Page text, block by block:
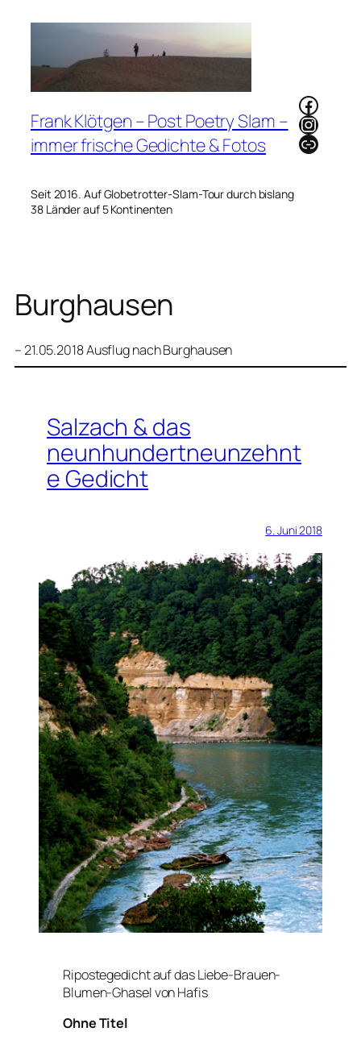
Frank Klötgen – Post Poetry Slam –
immer frische Gedichte & Fotos
Seit 2016. Auf Globetrotter-Slam-Tour durch bislang
38 Länder auf 5 Kontinenten
Link
Burghausen
– 21.05.2018 Ausflug nach Burghausen
Salzach & das
neunhundertneunzehnt
e Gedicht
6. Juni 2018
Ripostegedicht auf das Liebe-Brauen-
Blumen-Ghasel von Hafis
Ohne Titel